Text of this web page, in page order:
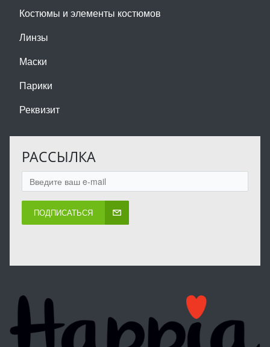
Костюмы и элементы костюмов
Линзы
Маски
Парики
Реквизит
РАССЫЛКА
ПОДПИСАТЬСЯ